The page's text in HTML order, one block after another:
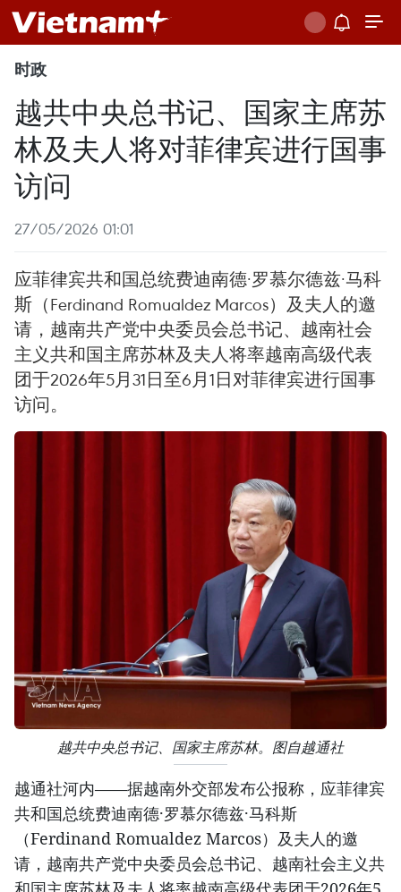
时政
越共中央总书记、国家主席苏
林及夫人将对菲律宾进行国事
访问
27/05/2026 01:01
应菲律宾共和国总统费迪南德·罗慕尔德兹·马科
斯（Ferdinand Romualdez Marcos）及夫人的邀
请，越南共产党中央委员会总书记、越南社会
主义共和国主席苏林及夫人将率越南高级代表
团于2026年5月31日至6月1日对菲律宾进行国事
访问。
越共中央总书记、国家主席苏林。图自越通社
越通社河内——据越南外交部发布公报称，应菲律宾
共和国总统费迪南德·罗慕尔德兹·马科斯
（Ferdinand Romualdez Marcos）及夫人的邀
请，越南共产党中央委员会总书记、越南社会主义共